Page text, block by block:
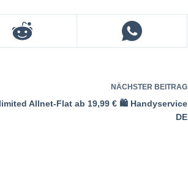
NÄCHSTER BEITRAG
Allnet-Flat ab 19,99 € 🛍️ Handyservice
DE